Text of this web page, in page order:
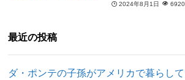
2024年8月1日
最近の投稿
ダ・ポンテの子孫がアメリカで暮らし